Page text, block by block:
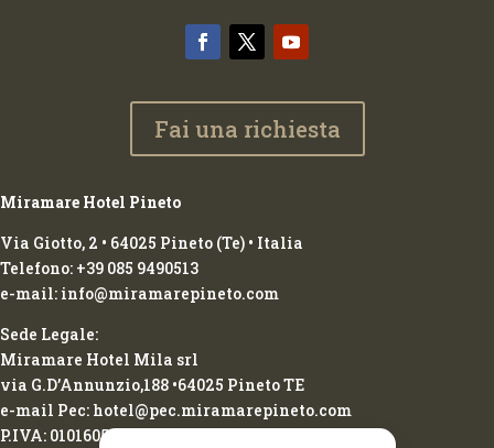
Fai una richiesta
Miramare Hotel Pineto
Via Giotto, 2 • 64025 Pineto (Te) • Italia
Telefono: +39 085 9490513
e-mail: info@miramarepineto.com
Sede Legale:
Miramare Hotel Mila srl
via G.D’Annunzio,188 •64025 Pineto TE
e-mail Pec: hotel@pec.miramarepineto.com
P.IVA: 01016050674